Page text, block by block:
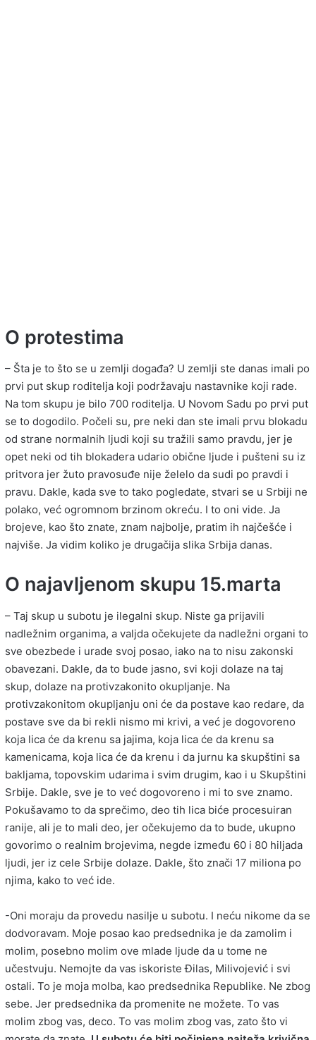
O protestima
– Šta je to što se u zemlji događa? U zemlji ste danas imali po
prvi put skup roditelja koji podržavaju nastavnike koji rade.
Na tom skupu je bilo 700 roditelja. U Novom Sadu po prvi put
se to dogodilo. Počeli su, pre neki dan ste imali prvu blokadu
od strane normalnih ljudi koji su tražili samo pravdu, jer je
opet neki od tih blokadera udario obične ljude i pušteni su iz
pritvora jer žuto pravosuđe nije želelo da sudi po pravdi i
pravu. Dakle, kada sve to tako pogledate, stvari se u Srbiji ne
polako, već ogromnom brzinom okreću. I to oni vide. Ja
brojeve, kao što znate, znam najbolje, pratim ih najčešće i
najviše. Ja vidim koliko je drugačija slika Srbija danas.
O najavljenom skupu 15.marta
– Taj skup u subotu je ilegalni skup. Niste ga prijavili
nadležnim organima, a valjda očekujete da nadležni organi to
sve obezbede i urade svoj posao, iako na to nisu zakonski
obavezani. Dakle, da to bude jasno, svi koji dolaze na taj
skup, dolaze na protivzakonito okupljanje. Na
protivzakonitom okupljanju oni će da postave kao redare, da
postave sve da bi rekli nismo mi krivi, a već je dogovoreno
koja lica će da krenu sa jajima, koja lica će da krenu sa
kamenicama, koja lica će da krenu i da jurnu ka skupštini sa
bakljama, topovskim udarima i svim drugim, kao i u Skupštini
Srbije. Dakle, sve je to već dogovoreno i mi to sve znamo.
Pokušavamo to da sprečimo, deo tih lica biće procesuiran
ranije, ali je to mali deo, jer očekujemo da to bude, ukupno
govorimo o realnim brojevima, negde između 60 i 80 hiljada
ljudi, jer iz cele Srbije dolaze. Dakle, što znači 17 miliona po
njima, kako to već ide.
-Oni moraju da provedu nasilje u subotu. I neću nikome da se
dodvoravam. Moje posao kao predsednika je da zamolim i
molim, posebno molim ove mlade ljude da u tome ne
učestvuju. Nemojte da vas iskoriste Đilas, Milivojević i svi
ostali. To je moja molba, kao predsednika Republike. Ne zbog
sebe. Jer predsednika da promenite ne možete. To vas
molim zbog vas, deco. To vas molim zbog vas, zato što vi